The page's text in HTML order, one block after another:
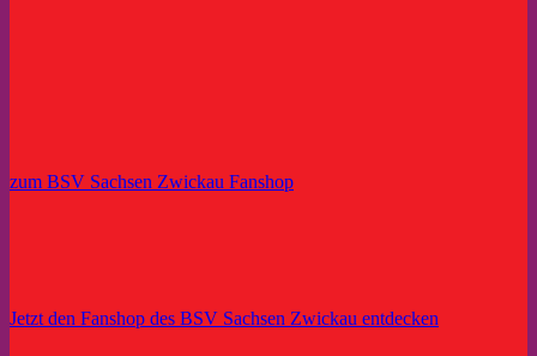
zum BSV Sachsen Zwickau Fanshop
Jetzt den Fanshop des BSV Sachsen Zwickau entdecken